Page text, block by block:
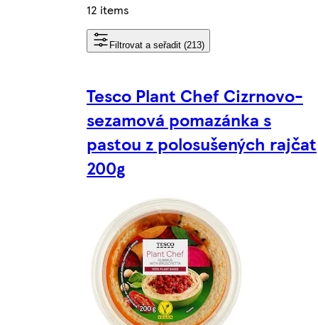
12 items
Filtrovat a seřadit (213)
Tesco Plant Chef Cizrnovo-
sezamová pomazánka s
pastou z polosušených rajčat
200g